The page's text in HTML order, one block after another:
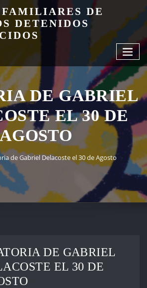
DE
DETENIDOS
DE GABRIEL
EL 30 DE
de Gabriel Delacoste el 30 de Agosto
DE GABRIEL
EL 30 DE